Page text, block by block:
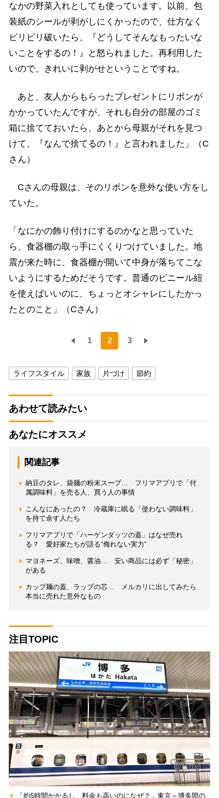
なかの野菜入れとしても使っています。以前、包
装紙のシールが剥がしにくかったので、仕方なく
ビリビリ破いたら、『どうしてそんなもったいな
いことをするの！』と怒られました。再利用した
いので、きれいに剥がせということですね。
あと、友人からもらったプレゼントにリボンが
かかっていたんですが、それも自分の部屋のゴミ
箱に捨てておいたら、あとから母親がそれを見つ
けて、『なんで捨てるの！』と言われました」（C
さん）
Cさんの母親は、そのリボンを意外な使い方をし
ていた。
「なにかの飾り付けにするのかなと思っていた
ら、食器棚の取っ手にくくりつけていました。地
震が来た時に、食器棚が開いて中身が落ちてこな
いようにするためだそうです。普通のビニール紐
を使えばいいのに、ちょっとオシャレにしたかっ
たとのこと」（Cさん）
1 2 3
ライフスタイル 家族 片づけ 節約
あわせて読みたい
あなたにオススメ
関連記事
納豆のタレ、袋麺の粉末スープ… フリマアプリで「付
属調味料」を売る人、買う人の事情
こんなにあったの？ 冷蔵庫に眠る「使わない調味料」
を持て余す人たち
フリマアプリで「ハーゲンダッツの蓋」はなぜ売れ
る？ 愛好家たちが語る“侮れない実力”
マヨネーズ、味噌、醤油… 安い商品には必ず「秘密」
がある
カップ麺の蓋、ラップの芯… メルカリに出してみたら
本当に売れた意外なもの
注目TOPIC
「約5時間かかるし、料金も高いのになぜ？」東京～博多間の